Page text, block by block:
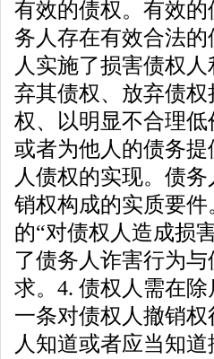
有效的债权。有效
务人存在有效合法
人实施了损害债权
弃其债权、放弃债
权、以明显不合理
或者为他人的债务
人债权的实现。债
销权构成的实质要
的“对债权人造成损
了债务人诈害行为
求。4. 债权人需在
一条对债权人撤销
人知道或者应当知